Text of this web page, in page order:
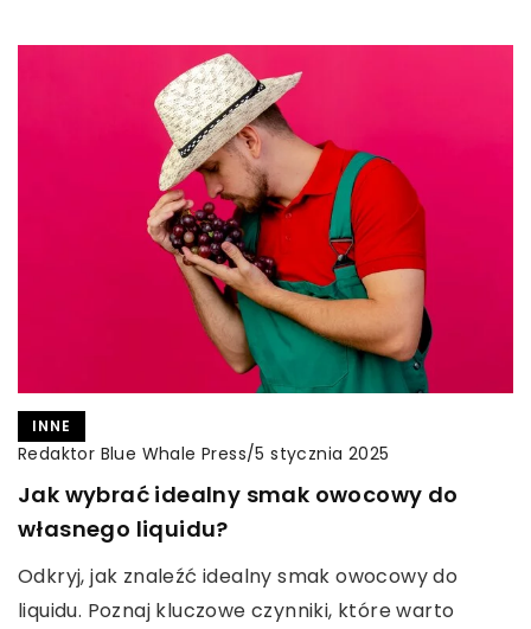
INNE
Redaktor Blue Whale Press/5 stycznia 2025
Jak wybrać idealny smak owocowy do
własnego liquidu?
Odkryj, jak znaleźć idealny smak owocowy do
liquidu. Poznaj kluczowe czynniki, które warto